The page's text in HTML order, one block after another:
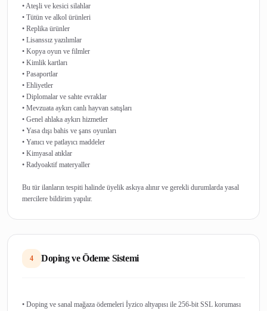
• Ateşli ve kesici silahlar
• Tütün ve alkol ürünleri
• Replika ürünler
• Lisanssız yazılımlar
• Kopya oyun ve filmler
• Kimlik kartları
• Pasaportlar
• Ehliyetler
• Diplomalar ve sahte evraklar
• Mevzuata aykırı canlı hayvan satışları
• Genel ahlaka aykırı hizmetler
• Yasa dışı bahis ve şans oyunları
• Yanıcı ve patlayıcı maddeler
• Kimyasal atıklar
• Radyoaktif materyaller
Bu tür ilanların tespiti halinde üyelik askıya alınır ve gerekli durumlarda yasal
4 Doping ve Ödeme Sistemi
• Doping ve sanal mağaza ödemeleri İyzico altyapısı ile 256-bit SSL koruması